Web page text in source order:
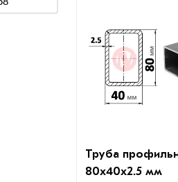
Труба
80х40х2.5 мм